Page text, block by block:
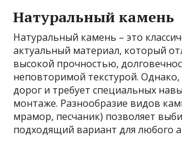
Натуральный камень
Натуральный камень – это
актуальный материал, который
высокой прочностью,
неповторимой текстурой.
дорог и требует специальных
монтаже. Разнообразие видов
мрамор, песчаник) позволяет
подходящий вариант для любого